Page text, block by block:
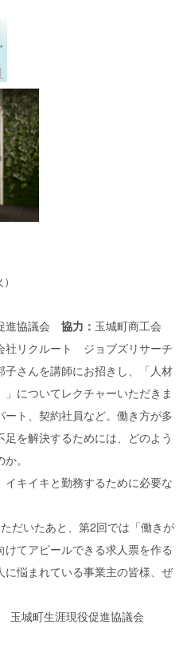
進協議会 協力： 玉城町商工会
社リクルート ジョブズリサーチ
さんを講師にお招きし、「人材
についてレクチャーいただきま
ト、契約社員など。働き方が多
を解決するためには、どのよう
。
キイキと勤務するために必要な
だいたあと、第2回では「働きが
てアピールできる求人票を作る
悩まれている事業主の皆様、ぜ
城町生涯現役促進協議会